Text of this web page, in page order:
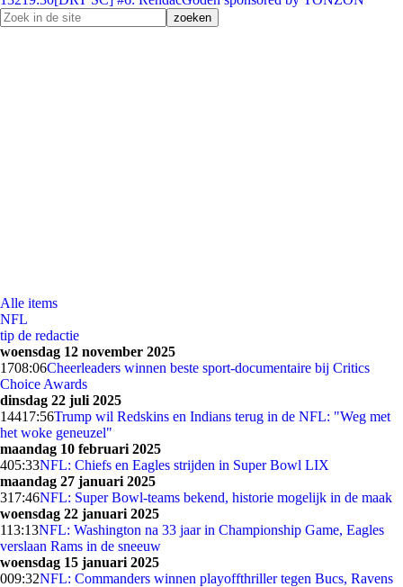
Alle items
NFL
tip de redactie
woensdag 12 november 2025
1708:06Cheerleaders winnen beste sport-documentaire bij Critics
Choice Awards
dinsdag 22 juli 2025
14417:56Trump wil Redskins en Indians terug in de NFL: "Weg met
het woke geneuzel"
maandag 10 februari 2025
405:33NFL: Chiefs en Eagles strijden in Super Bowl LIX
maandag 27 januari 2025
317:46NFL: Super Bowl-teams bekend, historie mogelijk in de maak
woensdag 22 januari 2025
113:13NFL: Washington na 33 jaar in Championship Game, Eagles
verslaan Rams in de sneeuw
woensdag 15 januari 2025
009:32NFL: Commanders winnen playoffthriller tegen Bucs, Ravens